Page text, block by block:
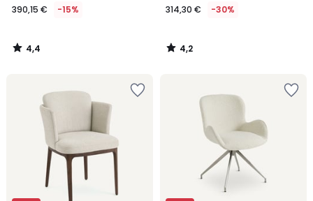
390,15 € -15%
4,4
/
314,30 € -30%
4,2
/